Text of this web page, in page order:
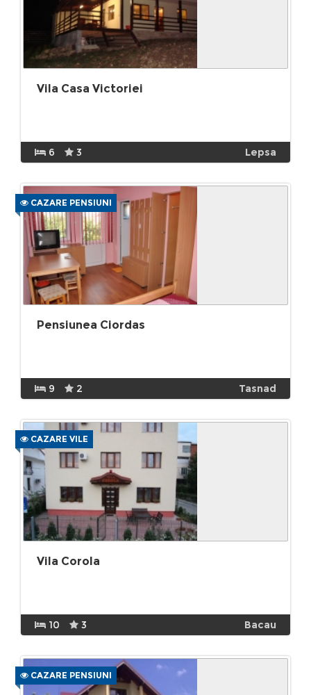
Vila Casa Victoriei
6 3 Lepsa
CAZARE PENSIUNI
Pensiunea Ciordas
9 2 Tasnad
CAZARE VILE
Vila Corola
10 3 Bacau
CAZARE PENSIUNI